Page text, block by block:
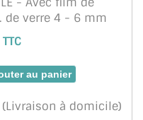
de verre 4 - 6 mm
en plus le
BO 60HAX41-43
à l'épaisseur de
Unité ...suite
à domicile)